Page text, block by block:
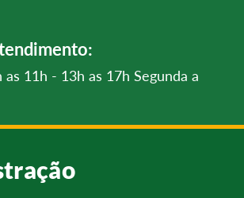
11h - 13h as 17h Segunda a